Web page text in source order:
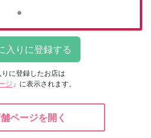
りに登録したお店は
ジ 」に表示されます。
ページを開く